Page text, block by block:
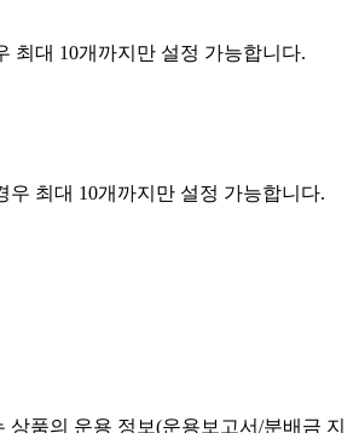
최대 10개까지만 설정 가능합니다.
우 최대 10개까지만 설정 가능합니다.
상품의 운용 정보(운용보고서/분배금 지